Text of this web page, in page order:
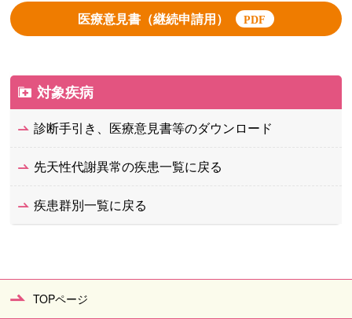
医療意見書（継続申請用）
対象疾病
診断手引き、医療意見書等のダウンロード
先天性代謝異常の疾患一覧に戻る
疾患群別一覧に戻る
TOPページ